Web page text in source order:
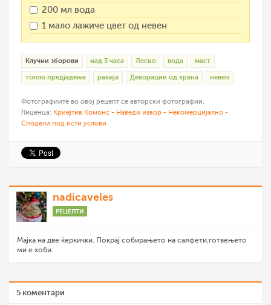
200 мл вода
1 мало лажиче цвет од невен
Клучни зборови над 3 часа Лесно вода маст
топло предјадење ракија Декорации од храна невен
Фотографиите во овој рецепт се авторски фотографии.
Лиценца: Криејтив Комонс - Наведи извор - Некомерцијално -
Сподели под исти услови
nadicaveles
РЕЦЕПТИ
Мајка на две ќеркички. Покрај собирањето на салфети,готвењето
ми е хоби.
5 коментари